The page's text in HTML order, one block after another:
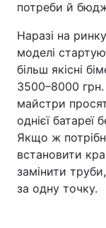
потреби й
Наразі на
моделі
більш якісні
3500–8000
майстри
однієї батареї
Якщо ж
встановити
замінити
за одну точку.